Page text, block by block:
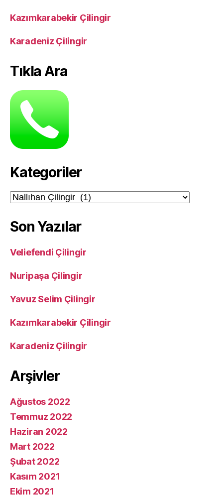
Kazımkarabekir Çilingir
Karadeniz Çilingir
Tıkla Ara
Kategoriler
Kategoriler
Son Yazılar
Veliefendi Çilingir
Nuripaşa Çilingir
Yavuz Selim Çilingir
Kazımkarabekir Çilingir
Karadeniz Çilingir
Arşivler
Ağustos 2022
Temmuz 2022
Haziran 2022
Mart 2022
Şubat 2022
Kasım 2021
Ekim 2021